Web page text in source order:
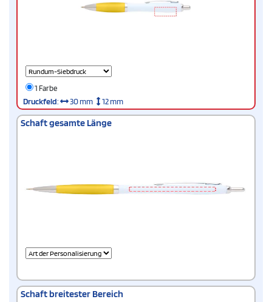
1 Farbe
Druckfeld: 30 mm 12 mm
Schaft gesamte Länge
Schaft breitester Bereich